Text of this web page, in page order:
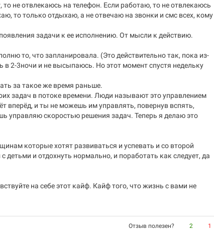
не отвлекаюсь на телефон. Если работаю, то не отвлекаюсь
то только отдыхаю, а не отвечаю на звонки и смс всех, кому
задачи к ее исполнению. От мысли к действию.
то, что запланировала. (Это действительно так, пока из-
в 2-3ночи и не высыпаюсь. Но этот момент спустя недельку
за такое же время раньше.
задач в потоке времени. Люди называют это управлением
вперёд, и ты не можешь им управлять, повернув вспять,
управляю скоростью решения задач. Теперь я делаю это
которые хотят развиваться и успевать и со второй
детьми и отдохнуть нормально, и поработать как следует, да
на себе этот кайф. Кайф того, что жизнь с вами не
Отзыв полезен? 2 1